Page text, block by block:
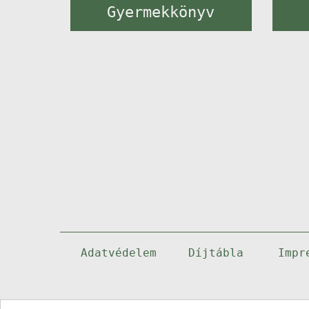
Gyermekkönyv
Adatvédelem Díjtábla